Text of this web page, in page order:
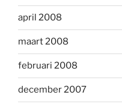
april 2008
maart 2008
februari 2008
december 2007